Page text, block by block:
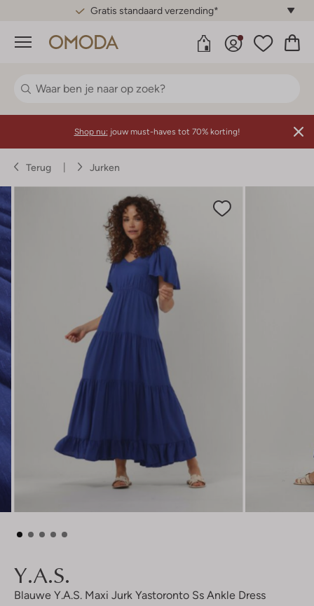
Gratis standaard verzending*
Menu
Shop nu: jouw must-haves tot 70% korting!
Terug Jurken
Y.a.s.
Blauwe Y.a.s. Maxi Jurk Yastoronto Ss Ankle Dress